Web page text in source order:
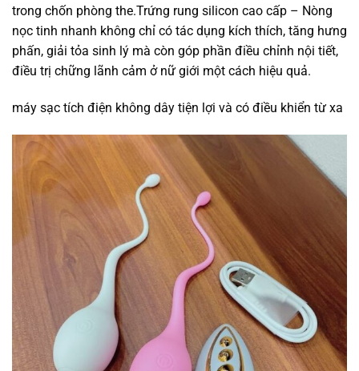
trong chốn phòng the.Trứng rung silicon cao cấp – Nòng
nọc tinh nhanh không chỉ có tác dụng kích thích, tăng hưng
phấn, giải tỏa sinh lý mà còn góp phần điều chỉnh nội tiết,
điều trị chững lãnh cảm ở nữ giới một cách hiệu quả.
máy sạc tích điện không dây tiện lợi và có điều khiển từ xa